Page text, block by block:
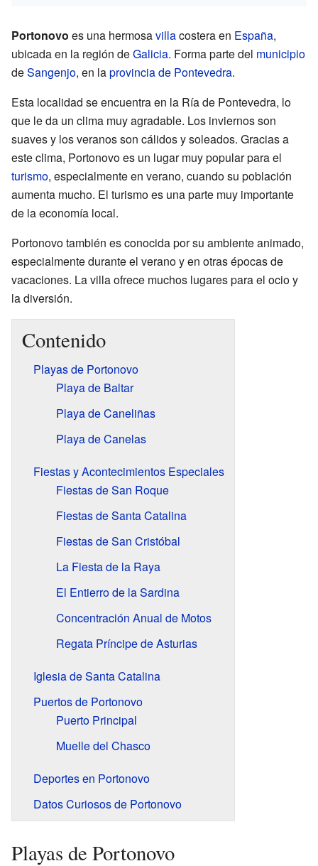
Portonovo es una hermosavillacostera en España,
ubicada en la región deGalicia. Forma parte del municipio
deSangenjo, en laprovincia de Pontevedra.
Esta localidad se encuentra en la Ría de Pontevedra, lo
que le da un clima muy agradable. Los inviernos son
suaves y los veranos son cálidos y soleados. Gracias a
este clima, Portonovo es un lugar muy popular para el
turismo, especialmente en verano, cuando su población
aumenta mucho. El turismo es una parte muy importante
de la economía local.
Portonovo también es conocida por su ambiente animado,
especialmente durante el verano y en otras épocas de
vacaciones. La villa ofrece muchos lugares para el ocio y
la diversión.
Contenido
Playas de Portonovo
Playa de Baltar
Playa de Caneliñas
Playa de Canelas
Fiestas y Acontecimientos Especiales
Fiestas de San Roque
Fiestas de Santa Catalina
Fiestas de San Cristóbal
La Fiesta de la Raya
El Entierro de la Sardina
Concentración Anual de Motos
Regata Príncipe de Asturias
Iglesia de Santa Catalina
Puertos de Portonovo
Puerto Principal
Muelle del Chasco
Deportes en Portonovo
Datos Curiosos de Portonovo
Playas de Portonovo